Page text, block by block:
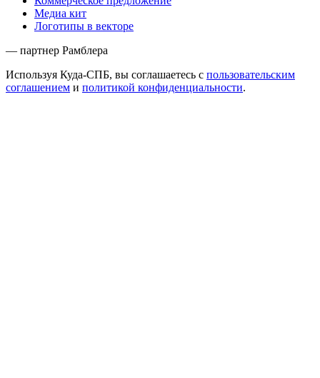
Медиа кит
Логотипы в векторе
— партнер Рамблера
Используя Куда-СПБ, вы соглашаетесь с пользовательским
соглашением и политикой конфиденциальности.